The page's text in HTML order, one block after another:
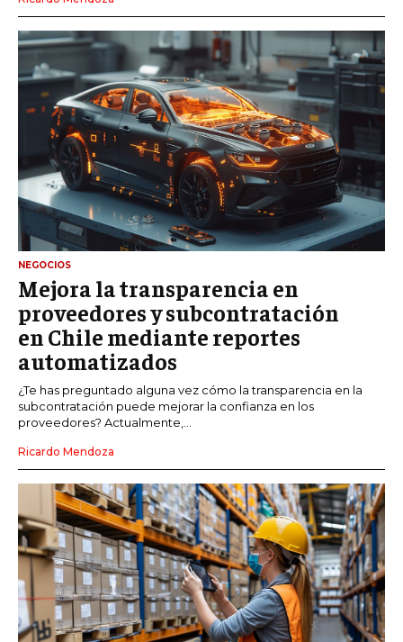
NEGOCIOS
Mejora la transparencia en
proveedores y subcontratación
en Chile mediante reportes
automatizados
¿Te has preguntado alguna vez cómo la transparencia en la
subcontratación puede mejorar la confianza en los
proveedores? Actualmente,...
Ricardo Mendoza